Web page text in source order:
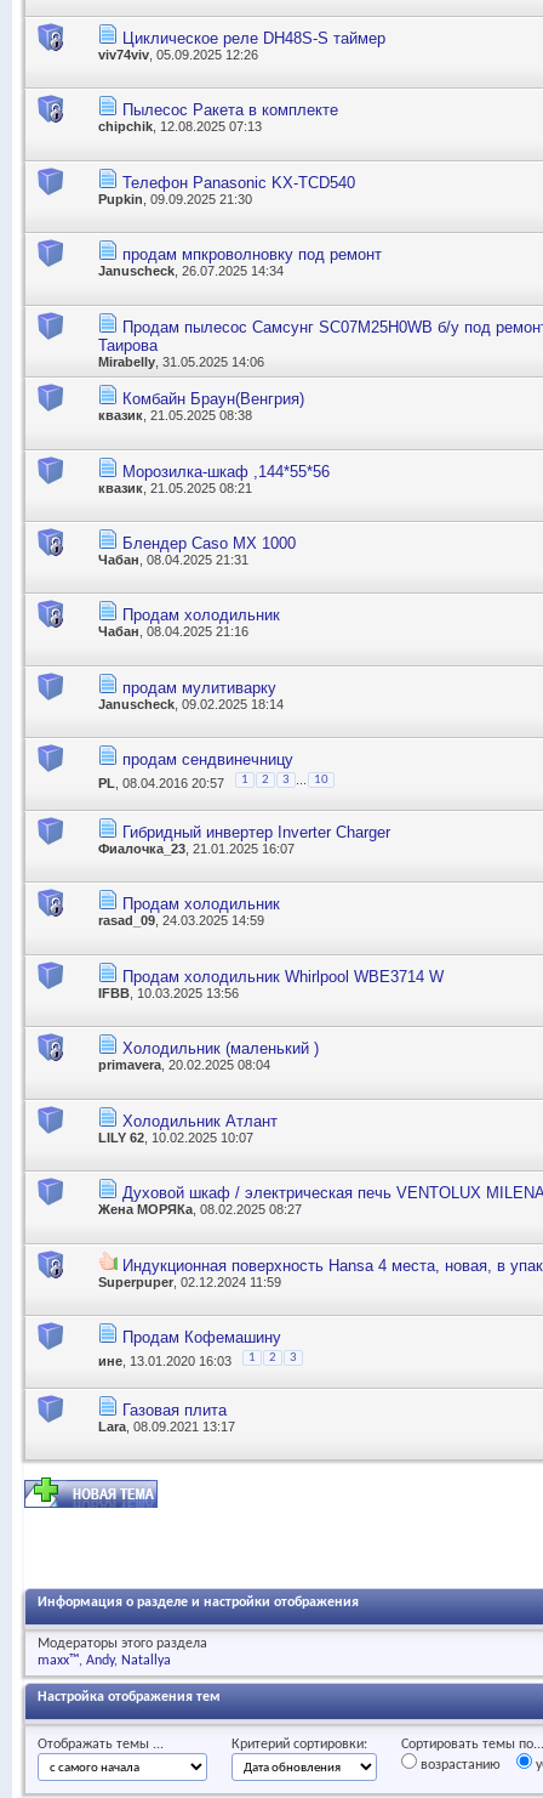
Циклическое реле DH48S-S таймер
viv74viv , 05.09.2025 12:26
Пылесос Ракета в комплекте
chipchik , 12.08.2025 07:13
Телефон Panasonic KX-TCD540
Pupkin , 09.09.2025 21:30
продам мпкроволновку под ремонт
Januscheck , 26.07.2025 14:34
Продам пылесос Самсунг SC07M25H0WB б/у под
Таирова
Mirabelly , 31.05.2025 14:06
Комбайн Браун(Венгрия)
квазик , 21.05.2025 08:38
Морозилка-шкаф ,144*55*56
квазик , 21.05.2025 08:21
Блендер Caso MX 1000
Чабан , 08.04.2025 21:31
Продам холодильник
Чабан, 08.04.2025 21:16
продам мулитиварку
Januscheck , 09.02.2025 18:14
продам сендвинечницу
PL , 08.04.2016 20:57 1 2 3 10
Гибридный инвертер Inverter Charger
Фиалочка_23 , 21.01.2025 16:07
Продам холодильник
rasad_09 , 24.03.2025 14:59
Продам холодильник Whirlpool WBE3714 W
IFBB , 10.03.2025 13:56
Холодильник (маленький )
primavera , 20.02.2025 08:04
Холодильник Атлант
LILY 62 , 10.02.2025 10:07
Духовой шкаф / электрическая печь VENTOLUX
Жена МОРЯКа , 08.02.2025 08:27
Индукционная поверхность Hansa 4 места, новая, в
Superpuper , 02.12.2024 11:59
Продам Кофемашину
ине , 13.01.2020 16:03 1 2 3
Газовая плита
Lara , 08.09.2021 13:17
Информация о разделе и настройки отображения
Модераторы этого раздела
maxx™ Andy Natallya
Настройка отображения тем
Отображать темы ... Критерий сортировки:
Сортировать темы по...
возрастанию